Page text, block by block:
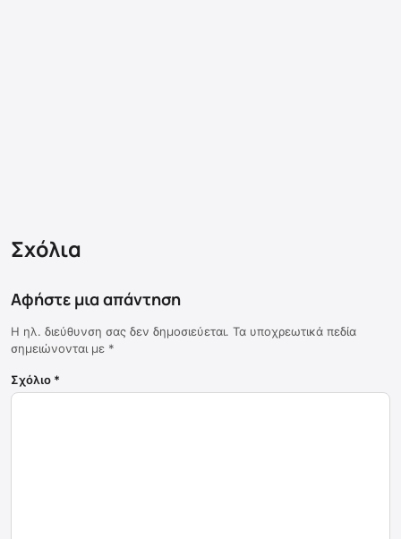
Σχόλια
Αφήστε μια απάντηση
Η ηλ. διεύθυνση σας δεν δημοσιεύεται. Τα υποχρεωτικά πεδία
σημειώνονται με *
Σχόλιο *